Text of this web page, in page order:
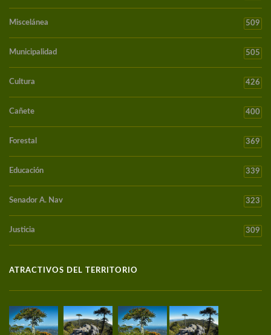
Miscelánea 509
Municipalidad 505
Cultura 426
Cañete 400
Forestal 369
Educación 339
Senador A. Nav 323
Justicia 309
ATRACTIVOS DEL TERRITORIO